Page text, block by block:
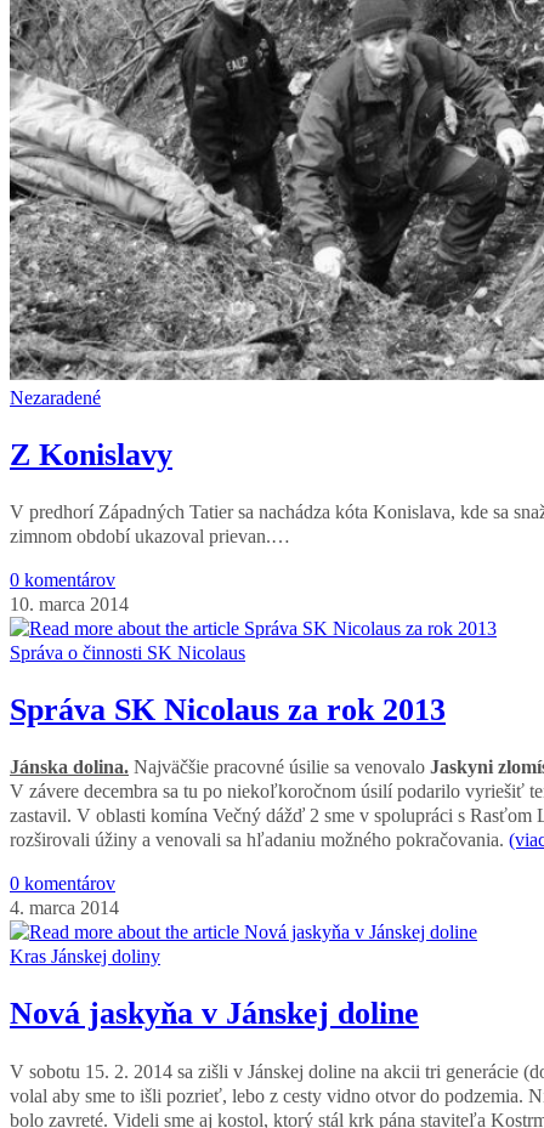
Nezaradené
Z Konislavy
V predhorí Západných Tatier sa nachádza kóta Konislava, kde sa
zimnom období ukazoval prievan.…
0 komentárov
10. marca 2014
Správa o činnosti SK Nicolaus
Správa SK Nicolaus za rok 2013
Jánska dolina. Najväčšie pracovné úsilie sa venovalo Jaskyni
V závere decembra sa tu po niekoľkoročnom úsilí podarilo vyriešiť
zastavil. V oblasti komína Večný dážď 2 sme v spolupráci s
rozširovali úžiny a venovali sa hľadaniu možného pokračovania.
0 komentárov
4. marca 2014
Kras Jánskej doliny
Nová jaskyňa v Jánskej doline
V sobotu 15. 2. 2014 sa zišli v Jánskej doline na akcii tri generácie
volal aby sme to išli pozrieť, lebo z cesty vidno otvor do podzemia.
bolo zavreté. Videli sme aj kostol, ktorý stál krk pána staviteľa